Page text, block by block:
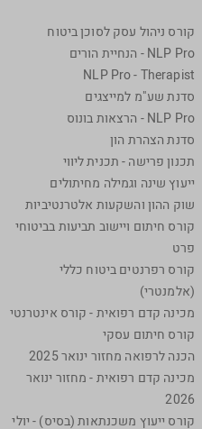
קורס ניהול עסק לסוכן ביטוח
NLP Pro - הנחיית הורים
NLP Pro - Therapist
סדנת שע"מ למייצגים
NLP Pro - הרצאות בונוס
סדנת הצהרת הון
תכנון פרישה - תכנית ליווי
ייעוץ שינה וגמילה מחיתולים
שוק ההון והשקעות אלטרנטיביות
קורס חיתום ויישוב תביעות בביטוחי
פרט
קורס רפרנטים ביטוח כללי
(אלמנטרי)
מכינה קדם רפואית - קורס אינטרנטי
קורס חיתום עסקי
הכנה לרפואה מחזור ינואר 2025
מכינה קדם רפואית - מחזור ינואר
2026
קורס ייעוץ משכנתאות (בסיס) - יולי